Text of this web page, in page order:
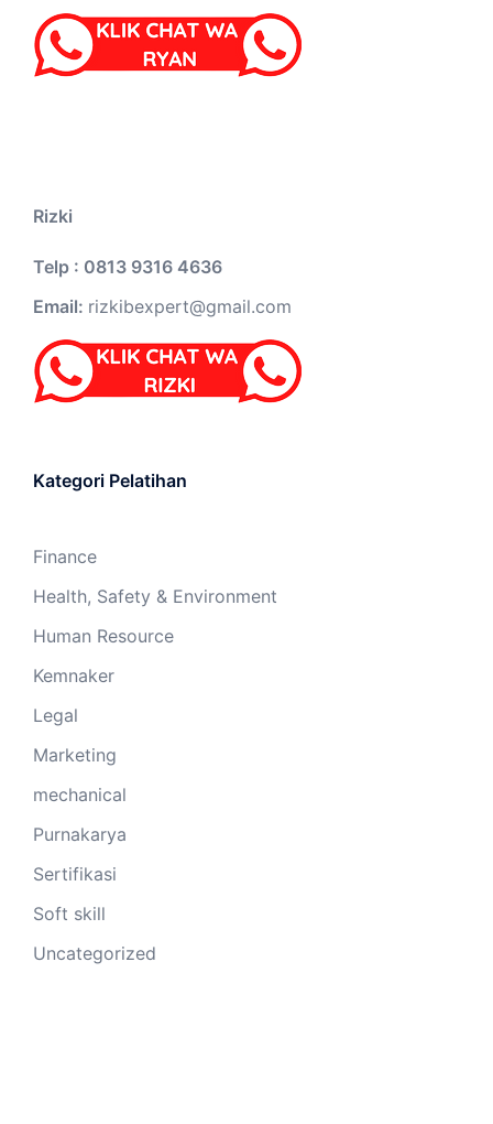
Rizki
Telp : 0813 9316 4636
Email: rizkibexpert@gmail.com
Kategori Pelatihan
Finance
Health, Safety & Environment
Human Resource
Kemnaker
Legal
Marketing
mechanical
Purnakarya
Sertifikasi
Soft skill
Uncategorized